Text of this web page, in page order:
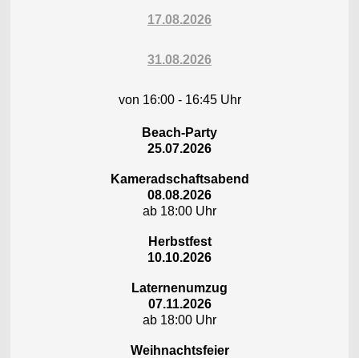
17.08.2026
31.08.2026
von 16:00 - 16:45 Uhr
Beach-Party
25.07.2026
Kameradschaftsabend
08.08.2026
ab 18:00 Uhr
Herbstfest
10.10.2026
Laternenumzug
07.11.2026
ab 18:00 Uhr
Weihnachtsfeier